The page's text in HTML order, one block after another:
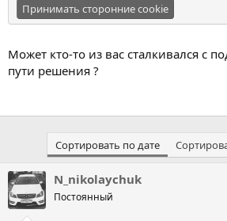
Принимать сторонние cookie
Может кто-то из вас сталкивался с
пути решения ?
Сортировать по дате
N_nikolaychuk
Постоянный